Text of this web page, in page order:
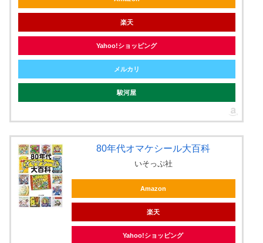
楽天
Yahoo!ショッピング
メルカリ
駿河屋
80年代オマケシール大百科
いそっぷ社
Amazon
楽天
Yahoo!ショッピング